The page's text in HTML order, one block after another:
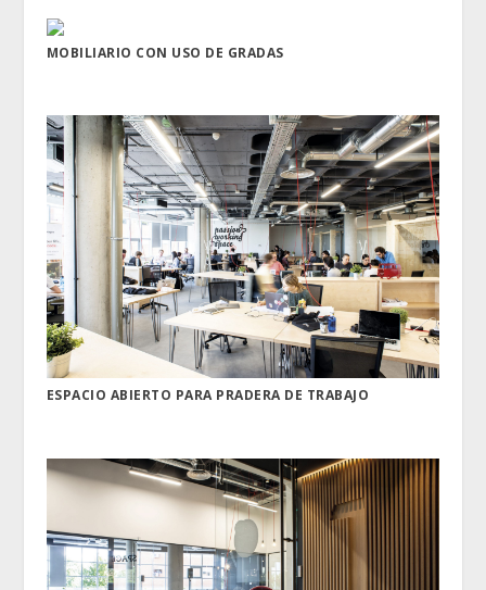
MOBILIARIO CON USO DE GRADAS
ESPACIO ABIERTO PARA PRADERA DE TRABAJO